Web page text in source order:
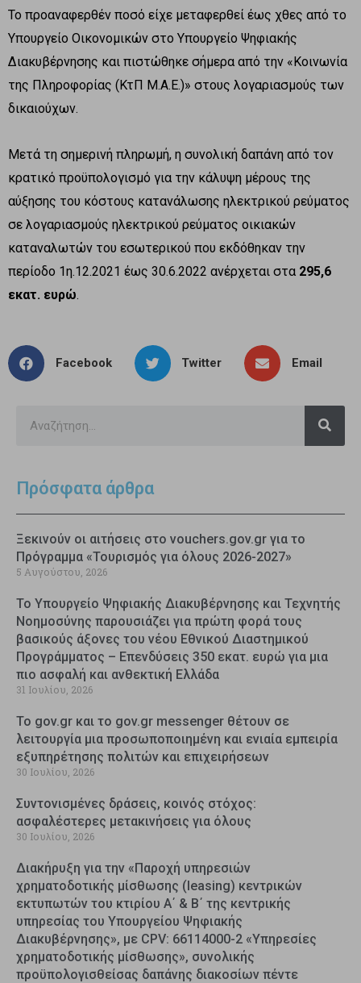
Το προαναφερθέν ποσό είχε μεταφερθεί έως χθες από το
Υπουργείο Οικονομικών στο Υπουργείο Ψηφιακής
Διακυβέρνησης και πιστώθηκε σήμερα από την «Κοινωνία
της Πληροφορίας (ΚτΠ Μ.Α.Ε.)» στους λογαριασμούς των
δικαιούχων.
Μετά τη σημερινή πληρωμή, η συνολική δαπάνη από τον
κρατικό προϋπολογισμό για την κάλυψη μέρους της
αύξησης του κόστους κατανάλωσης ηλεκτρικού ρεύματος
σε λογαριασμούς ηλεκτρικού ρεύματος οικιακών
καταναλωτών του εσωτερικού που εκδόθηκαν την
περίοδο 1η.12.2021 έως 30.6.2022 ανέρχεται στα 295,6
εκατ. ευρώ.
Facebook Twitter Email
Πρόσφατα άρθρα
Ξεκινούν οι αιτήσεις στο vouchers.gov.gr για το
Πρόγραμμα «Τουρισμός για όλους 2026-2027»
5 Αυγούστου, 2026
Το Υπουργείο Ψηφιακής Διακυβέρνησης και Τεχνητής
Νοημοσύνης παρουσιάζει για πρώτη φορά τους
βασικούς άξονες του νέου Εθνικού Διαστημικού
Προγράμματος – Επενδύσεις 350 εκατ. ευρώ για μια
πιο ασφαλή και ανθεκτική Ελλάδα
31 Ιουλίου, 2026
Το gov.gr και το gov.gr messenger θέτουν σε
λειτουργία μια προσωποποιημένη και ενιαία εμπειρία
εξυπηρέτησης πολιτών και επιχειρήσεων
30 Ιουλίου, 2026
Συντονισμένες δράσεις, κοινός στόχος:
ασφαλέστερες μετακινήσεις για όλους
30 Ιουλίου, 2026
Διακήρυξη για την «Παροχή υπηρεσιών
χρηματοδοτικής μίσθωσης (leasing) κεντρικών
εκτυπωτών του κτιρίου Α΄ & Β΄ της κεντρικής
υπηρεσίας του Υπουργείου Ψηφιακής
Διακυβέρνησης», με CPV: 66114000-2 «Υπηρεσίες
χρηματοδοτικής μίσθωσης», συνολικής
προϋπολογισθείσας δαπάνης διακοσίων πέντε